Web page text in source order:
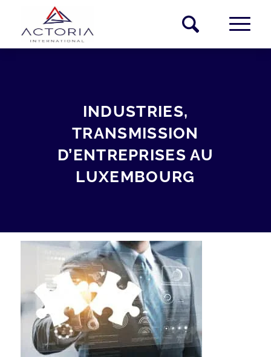
INDUSTRIES,
TRANSMISSION
D’ENTREPRISES AU
LUXEMBOURG